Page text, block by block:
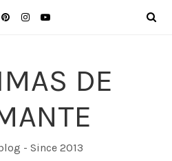
DE
- Since 2013